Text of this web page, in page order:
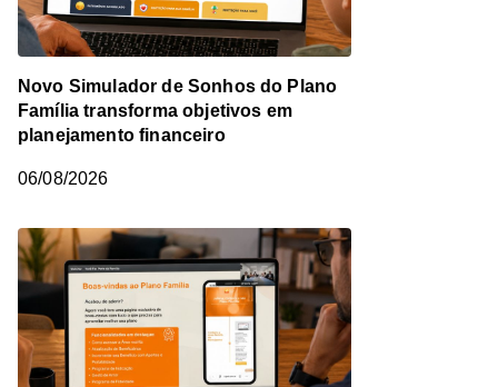
Novo Simulador de Sonhos do Plano
Família transforma objetivos em
planejamento financeiro
06/08/2026